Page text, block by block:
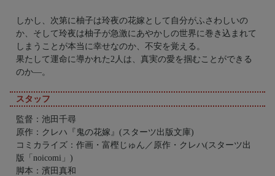
しかし、次第に柚子は玲夜の花嫁として自分がふさわしいの
か、そして玲夜は柚子が急激にあやかしの世界に巻き込まれて
しまうことが本当に幸せなのか、不安を覚える。
果たして運命に導かれた2人は、真実の愛を掴むことができる
のか―。
スタッフ
監督：池田千尋
原作：クレハ『鬼の花嫁』(スターツ出版文庫)
コミカライズ：作画・富樫じゅん／原作・クレハ(スターツ出
版「noicomi」)
脚本：濱田真和